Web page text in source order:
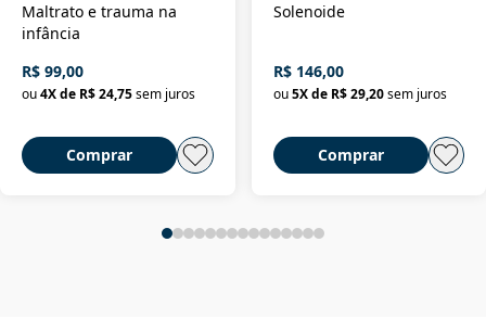
Maltrato e trauma na
infância
R$ 99,00
ou4X de R$ 24,75sem juros
Comprar
Solenoide
R$ 146,00
ou 5X de R$ 29,20 sem juros
Comprar